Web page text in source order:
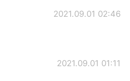
2021.09.01 02:46
2021.09.01 01:11